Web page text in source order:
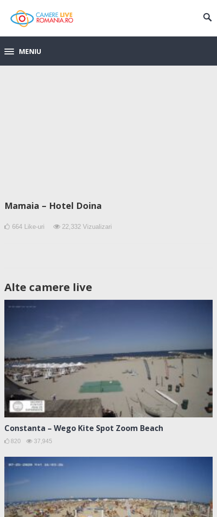
MENIU
Mamaia – Hotel Doina
664 Like-uri 22,332Vizualizari
Alte camere live
Constanta – Wego Kite Spot Zoom Beach
820 37,945